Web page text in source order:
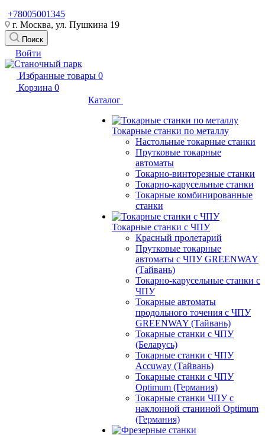
+78005001345
г. Москва, ул. Пушкина 19
Поиск
Войти
Избранные товары 0
Корзина 0
Каталог
Токарные станки по металлу
Настольные токарные станки
Прутковые токарные
автоматы
Токарно-винторезные станки
Токарно-карусельные станки
Токарные комбинированные
станки
Токарные станки с ЧПУ
Красный пролетарий
Прутковые токарные
автоматы с ЧПУ GREENWAY
(Тайвань)
Токарно-карусельные станки с
ЧПУ
Токарные автоматы
продольного точения с ЧПУ
GREENWAY (Тайвань)
Токарные станки с ЧПУ
(Беларусь)
Токарные станки с ЧПУ
Accuway (Тайвань)
Токарные станки с ЧПУ
Optimum (Германия)
Токарные станки ЧПУ с
наклонной станиной Optimum
(Германия)